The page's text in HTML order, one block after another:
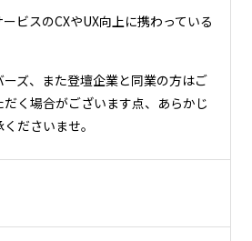
ビスのCXやUX向上に携わっている
ズ、また登壇企業と同業の方はご
だく場合がございます点、あらかじ
ださいませ。